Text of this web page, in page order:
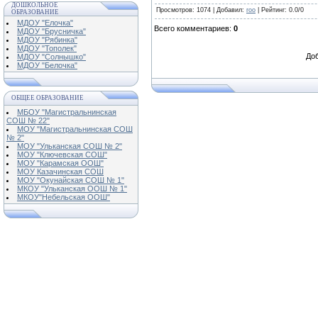
ДОШКОЛЬНОЕ
ОБРАЗОВАНИЕ
МДОУ "Елочка"
МДОУ "Брусничка"
МДОУ "Рябинка"
МДОУ "Тополек"
МДОУ "Солнышко"
МДОУ "Белочка"
ОБЩЕЕ ОБРАЗОВАНИЕ
МБОУ "Магистральнинская
СОШ № 22"
МОУ "Магистральнинская СОШ
№ 2"
МОУ "Ульканская СОШ № 2"
МОУ "Ключевская СОШ"
МОУ "Карамская ООШ"
МОУ Казачинская СОШ
МОУ "Окунайская СОШ № 1"
МКОУ "Ульканская ООШ № 1"
МКОУ"Небельская ООШ"
Просмотров: 1074 | Добавил: roo Рейтинг: 0.0/0
Всего комментариев: 0